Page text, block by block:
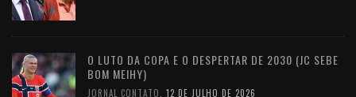
O LUTO DA COPA E O DESPERTAR DE 2030 (JC SEBE
BOM MEIHY)
JORNAL CONTATO, 12 DE JULHO DE 2026